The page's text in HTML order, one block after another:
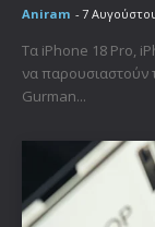
Aniram - 7
Τα iPhone 18 Pro,
να παρουσιαστούν
Gurman...